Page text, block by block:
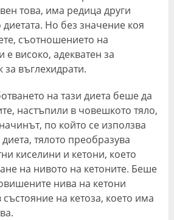
това, има редица други
Но без значение коя
съотношението на
е високо, адекватен за
въглехидрати.
на тази диета беше да
настъпили в човешкото тяло,
по който се използва
тялото преобразува
киселини и кетони, което
на нивото на кетоните. Беше
нива на кетони
състояние на кетоза, което има